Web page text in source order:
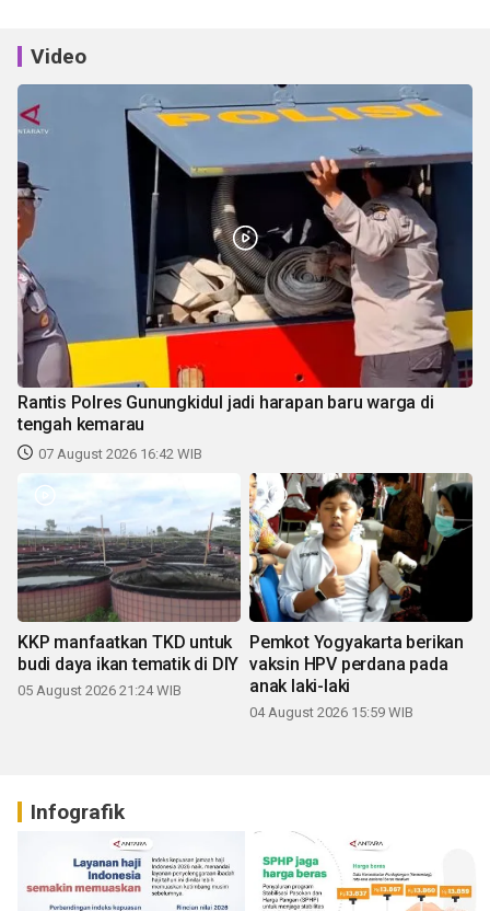
Video
Rantis Polres Gunungkidul jadi harapan baru warga di
tengah kemarau
07 August 2026 16:42 WIB
KKP manfaatkan TKD untuk
budi daya ikan tematik di DIY
05 August 2026 21:24 WIB
Pemkot Yogyakarta berikan
vaksin HPV perdana pada
anak laki-laki
04 August 2026 15:59 WIB
Infografik